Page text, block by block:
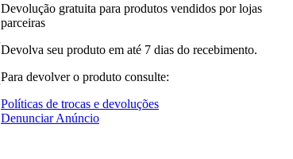
Devolução gratuita para produtos vendidos por lojas
parceiras
Devolva seu produto em até 7 dias do recebimento.
Para devolver o produto consulte:
Políticas de trocas e devoluções
Denunciar Anúncio